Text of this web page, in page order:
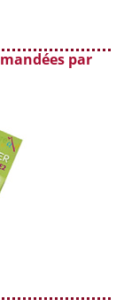
par